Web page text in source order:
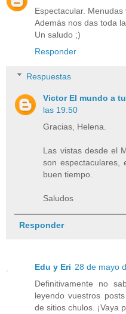
Espectacular.
Además nos das toda
Un saludo ;)
Responder
Respuestas
Victor El mundo a
las 19:50
Gracias, Helena.
Las vistas desde el
son espectaculares,
buen tiempo.
Saludos
Responder
Edu y Eri 28 de mayo
Definitivamente no
leyendo vuestros
de sitios chulos. ¡Vaya